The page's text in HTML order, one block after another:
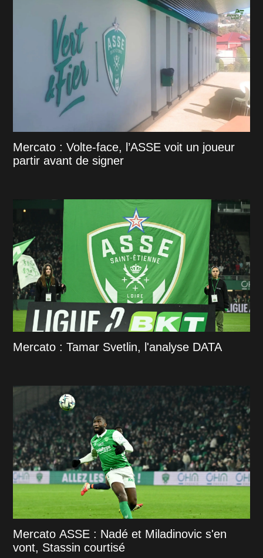
Mercato : Volte-face, l’ASSE voit un joueur
partir avant de signer
Mercato : Tamar Svetlin, l'analyse DATA
Mercato ASSE : Nadé et Miladinovic s'en
vont, Stassin courtisé